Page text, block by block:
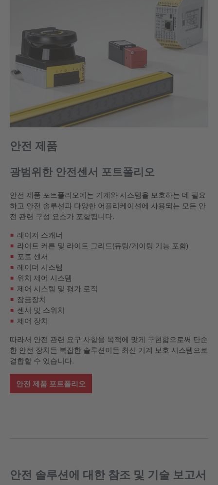
안전 제품
광범위한 안전센서 포트폴리오
안전 제품 포트폴리오에는 기계와 시스템을 보호하는 데 필요
하고 안전 솔루션과 다양한 어플리케이션에 사용되는 모든 안
전 관련 구성 요소가 포함됩니다.
레이저 스캐너
라이트 커튼 및 라이트 그리드(뮤팅/게이팅 기능 포함)
포토 센서
레이더 시스템
위치 제어 시스템
제어 시스템 및 평가 로직
잠금장치
센서 및 스위치
제어 장치
따라서 안전 관련 요구 사항을 목적에 맞게 구현함으로써 단순
한 안전 장치든 복잡한 솔루션이든 최신 기계 보호 시스템으로
결합할 수 있습니다.
안전 제품 포트폴리오
안전 솔루션에 대한 참조 및 기술 보고서